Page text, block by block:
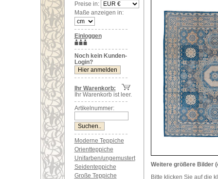
Preise in:
Maße anzeigen in:
Einloggen
Noch kein Kunden-
Login?
Ihr Warenkorb:
Ihr Warenkorb ist leer.
Artikelnummer:
Moderne Teppiche
Orientteppiche
Unifarben/ungemustert
Seidenteppiche
Große Teppiche
Weitere größere Bilder
Bitte klicken Sie auf die